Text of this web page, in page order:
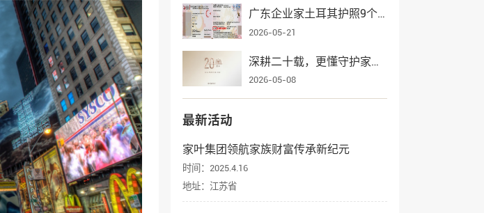
广东企业家土耳其护照9个月获批，家叶海外全流程护航一家三口入籍
2026-05-21
深耕二十载，更懂守护家业——家叶海外集团辉煌发展纪实
2026-05-08
最新活动
家叶集团领航家族财富传承新纪元
时间：2025.4.16
地址：江苏省